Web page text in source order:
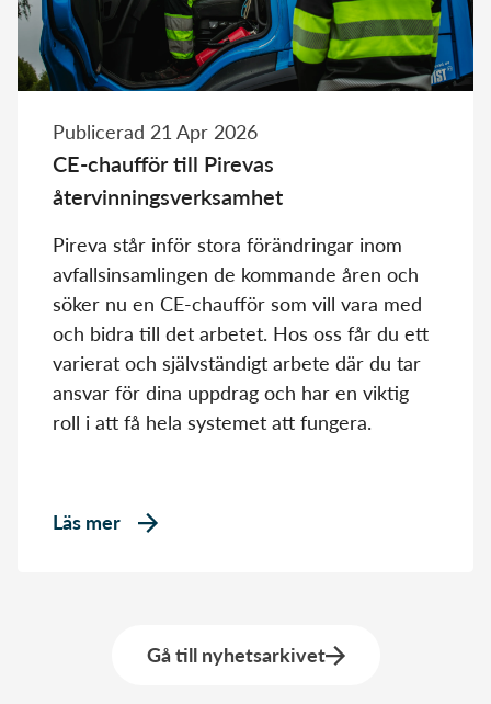
Publicerad 21 Apr 2026
CE-chaufför till Pirevas
återvinningsverksamhet
Pireva står inför stora förändringar inom
avfallsinsamlingen de kommande åren och
söker nu en CE-chaufför som vill vara med
och bidra till det arbetet. Hos oss får du ett
varierat och självständigt arbete där du tar
ansvar för dina uppdrag och har en viktig
roll i att få hela systemet att fungera.
Läs mer
Gå till nyhetsarkivet